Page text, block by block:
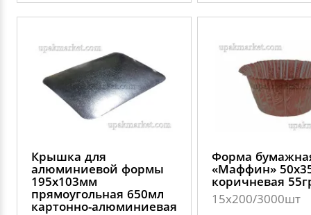
Крышка для
алюминиевой формы
195х103мм
прямоугольная 650мл
картонно-алюминиевая
Форма
«Маффин»
коричневая
15х200/3000шт